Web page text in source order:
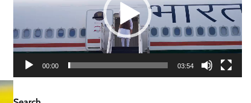
00:00 03:54